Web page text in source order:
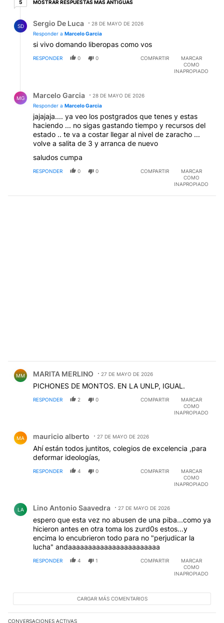
5 MOSTRAR RESPUESTAS MÁS ANTIGUAS
SD Sergio De Luca
28 DE MAYO DE 2026
Responder a Marcelo Garcia
si vivo domando liberopas como vos
RESPONDER 0 0 COMPARTIR
MARCAR
COMO
INAPROPIADO
MG Marcelo Garcia
28 DE MAYO DE 2026
Responder a Marcelo Garcia
jajajaja.... ya veo los postgrados que tenes y estas
haciendo ... no sigas gastando tiempo y recursos del
estado .. te va a costar llegar al nivel de zaracho ...
volve a salita de 3 y arranca de nuevo
saludos cumpa
RESPONDER 0 0 COMPARTIR
MARCAR
COMO
INAPROPIADO
MM MARITA MERLINO 27 DE MAYO DE 2026
PICHONES DE MONTOS. EN LA UNLP, IGUAL.
RESPONDER 2 0 COMPARTIR
MARCAR
COMO
INAPROPIADO
MA mauricio alberto 27 DE MAYO DE 2026
Ahí están todos juntitos, colegios de excelencia ,para
deformar ideologías,
RESPONDER 4 0 COMPARTIR
MARCAR
COMO
INAPROPIADO
LA Lino Antonio Saavedra 27 DE MAYO DE 2026
espero que esta vez no abusen de una piba...como ya
hicieron antes en otra toma los zurd0s estos...y
encima lo encubrieron todo para no "perjudicar la
lucha" andaaaaaaaaaaaaaaaaaaaaaaa
RESPONDER 4 1 COMPARTIR
MARCAR
COMO
INAPROPIADO
CARGAR MÁS COMENTARIOS
CONVERSACIONES ACTIVAS